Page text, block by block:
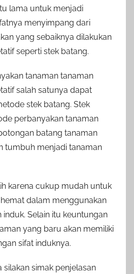
lama untuk menjadi
menyimpang dari
yang sebaiknya dilakukan
seperti stek batang.
tanaman tanaman
salah satunya dapat
stek batang. Stek
perbanyakan tanaman
batang tanaman
tumbuh menjadi tanaman
karena cukup mudah untuk
dalam menggunakan
Selain itu keuntungan
yang baru akan memiliki
sifat induknya.
silakan simak penjelasan